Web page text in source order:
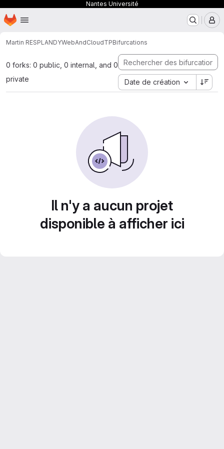
Nantes Université
Passer au contenu principal
Page d'accueil
Martin RESPLANDYWebAndCloudTPBifurcations
0 forks: 0 public, 0 internal, and 0
private
Date de création
Il n'y a aucun projet
disponible à afficher ici